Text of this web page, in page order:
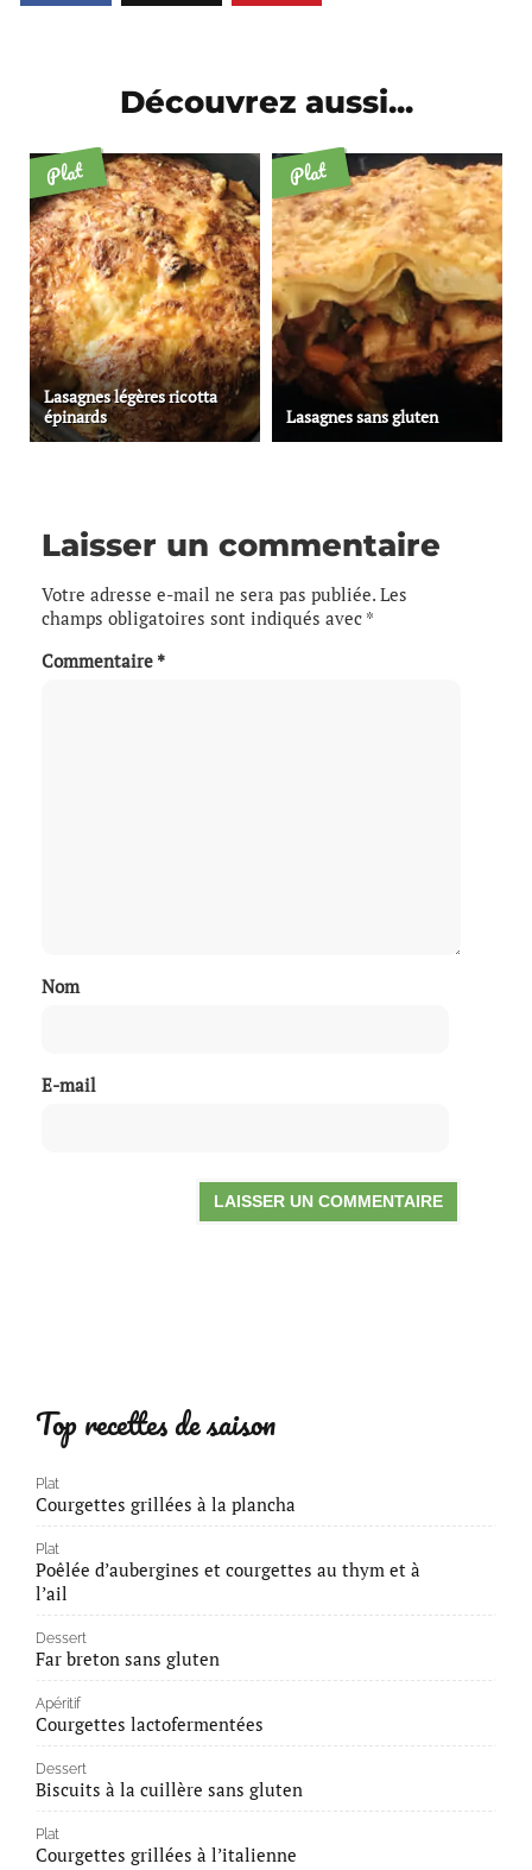
Découvrez aussi...
Plat
Lasagnes légères ricotta
épinards
Plat
Lasagnes sans gluten
Laisser un commentaire
Votre adresse e-mail ne sera pas publiée. Les
champs obligatoires sont indiqués avec *
Commentaire *
Nom
E-mail
Top recettes de saison
Plat
Courgettes grillées à la plancha
Plat
Poêlée d’aubergines et courgettes au thym et à
l’ail
Dessert
Far breton sans gluten
Apéritif
Courgettes lactofermentées
Dessert
Biscuits à la cuillère sans gluten
Plat
Courgettes grillées à l’italienne